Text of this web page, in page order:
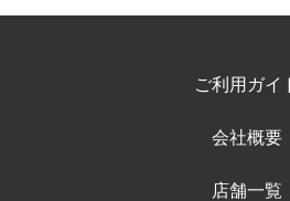
ご利用ガイ
会社概要
店舗一覧